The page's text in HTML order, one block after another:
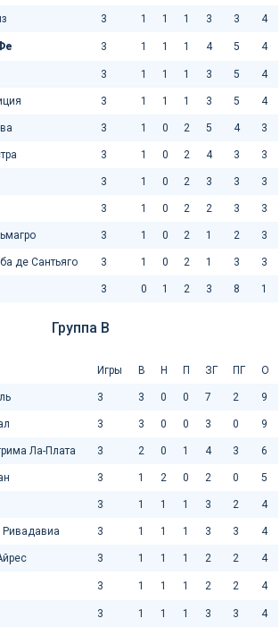
3 1 1 1 3 3 4
3 1 1 1 4 5 4
3 1 1 1 3 5 4
3 1 1 1 3 5 4
3 1 0 2 5 4 3
3 1 0 2 4 3 3
3 1 0 2 3 3 3
3 1 0 2 2 3 3
3 1 0 2 1 2 3
де Сантьяго 3 1 0 2 1 3 3
3 0 1 2 3 8 1
Группа B
Игры В Н П ЗГ ПГ О
3 3 0 0 7 2 9
3 3 0 0 3 0 9
Ла-Плата 3 2 0 1 4 3 6
3 1 2 0 2 0 5
3 1 1 1 3 2 4
Ривадавиа 3 1 1 1 3 3 4
3 1 1 1 2 2 4
3 1 1 1 2 2 4
3 1 1 1 3 3 4